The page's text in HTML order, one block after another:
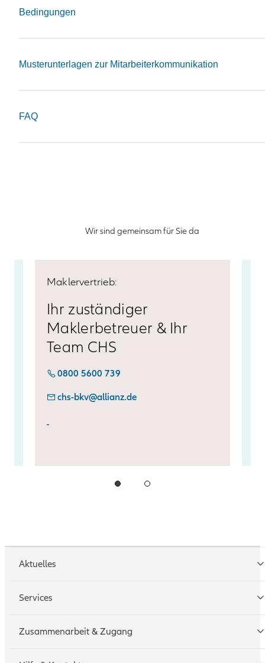
Bedingungen
Musterunterlagen zur Mitarbeiterkommunikation
FAQ
Wir sind gemeinsam für Sie da
Maklervertrieb:
Ihr zuständiger
Maklerbetreuer & Ihr
Team CHS
0800 5600 739
chs-bkv@allianz.de
Aktuelles
Services
Tarifrechner
Zusammenarbeit & Zugang
Geschäftspartner werden